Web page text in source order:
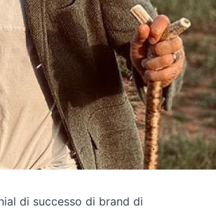
di successo di brand di